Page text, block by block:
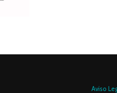
Aviso